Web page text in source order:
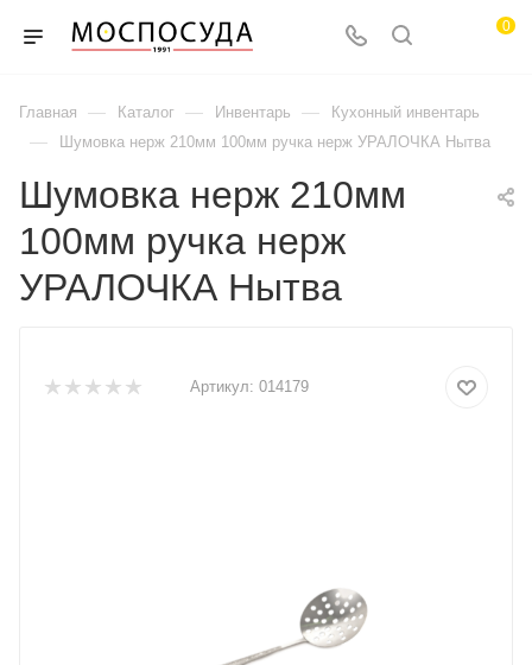
0
Главная — Каталог — Инвентарь — Кухонный инвентарь
— Шумовка нерж 210мм 100мм ручка нерж УРАЛОЧКА Нытва
Шумовка нерж 210мм
100мм ручка нерж
УРАЛОЧКА Нытва
Артикул: 014179